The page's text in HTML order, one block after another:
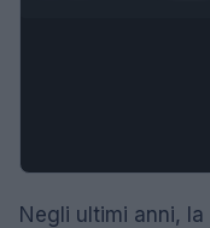
Negli ultimi anni, la